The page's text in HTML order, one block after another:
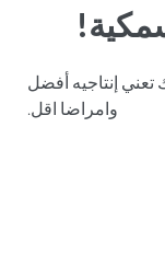
تعني إنتاجيه أفضل
وامراضا اقل.